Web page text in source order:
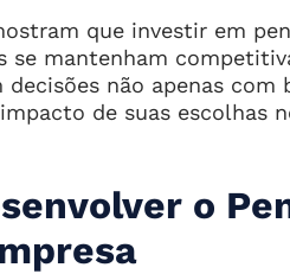
que investir em
se mantenham
não apenas com
de suas escolhas
o